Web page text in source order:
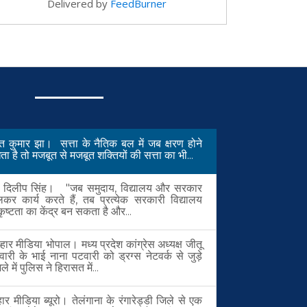
Delivered by FeedBurner
कुमार झा। सत्ता के नैतिक बल में जब क्षरण होने
है तो मजबूत से मजबूत शक्तियों की सत्ता का भी...
दिलीप सिंह। "जब समुदाय, विद्यालय और सरकार
कार्य करते हैं, तब प्रत्येक सरकारी विद्यालय
का केंद्र बन सकता है और...
मीडिया भोपाल। मध्य प्रदेश कांग्रेस अध्यक्ष जीतू
के भाई नाना पटवारी को ड्रग्स नेटवर्क से जुड़े
में पुलिस ने हिरासत में...
मीडिया ब्यूरो। तेलंगाना के रंगारेड्डी जिले से एक